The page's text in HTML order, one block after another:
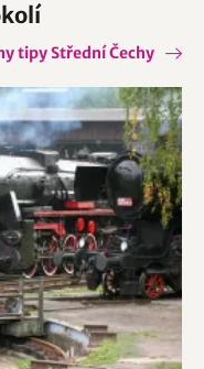
tipy Střední Čechy